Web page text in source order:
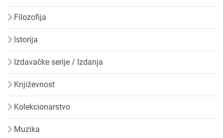
Filozofija
Istorija
Izdavačke serije / Izdanja
Književnost
Kolekcionarstvo
Muzika